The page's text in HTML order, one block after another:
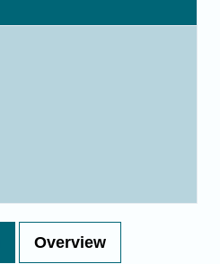
Overview